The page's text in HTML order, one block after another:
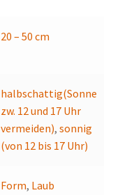
20 – 50 cm
halbschattig(Sonne
zw. 12 und 17 Uhr
vermeiden),sonnig
(von 12 bis 17 Uhr)
Form, Laub